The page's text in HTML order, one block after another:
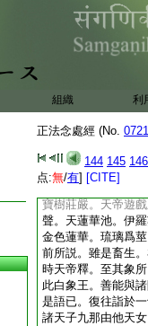
組織 利
正法念處經 (No.
144 145 146
点:無/有] [CITE]
業。如是閻浮提人
帝釋説。若閻浮提
敬沙門婆羅門耆舊
法。帝釋聞之。告
天王等。聞帝釋教
器仗。如前所説。
衆。而自圍遶。天
女。詣一切 7
主山
彌山。亦如日光處
須彌。金銀毘琉璃
寶樹莊嚴。天帝遊
聲。天蓮華池。伊
金色蓮華。琉璃爲
前所説。雖是畜生
時天帝釋。至其象
此白象王。善能與
是語已。復往詣於
諸天子九那由他天